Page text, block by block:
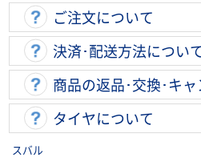
ご注文について
決済･配送方法につい
商品の返品･交換･キ
タイヤについて
スバル